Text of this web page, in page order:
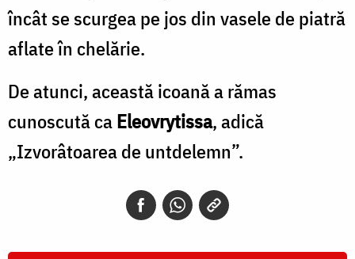
încât se scurgea pe jos din vasele de piatră
aflate în chelărie.
De atunci, această icoană a rămas
cunoscută caEleovrytissa, adică
„Izvorâtoarea de untdelemn”.